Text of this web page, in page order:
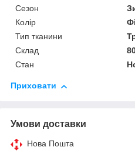
Сезон
Колір
Тип тканини
Склад
Стан
Приховати
Умови доставки
Нова Пошта